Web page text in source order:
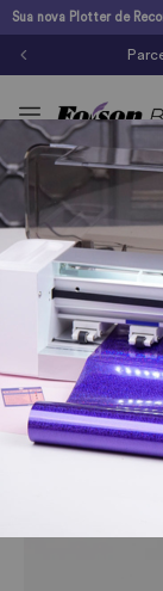
Sua nova Plotter de
Camy - VIP